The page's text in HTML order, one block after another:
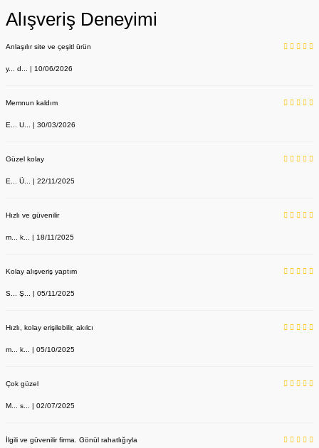
Alışveriş Deneyimi
Anlaşılır site ve çeşitl ürün
y... d... | 10/06/2026
Memnun kaldım
E... U... | 30/03/2026
Güzel kolay
E... Ü... | 22/11/2025
Hızlı ve güvenilir
m... k... | 18/11/2025
Kolay alışveriş yaptım
S... Ş... | 05/11/2025
Hızlı, kolay erişilebilir, akılcı
m... k... | 05/10/2025
Çok güzel
M... s... | 02/07/2025
İlgili ve güvenilir firma. Gönül rahatlığıyla